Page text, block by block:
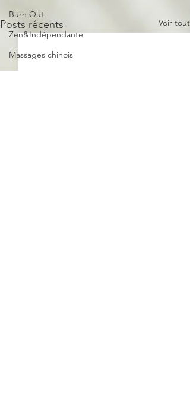
Burn Out
Zen&Indépendante
Massages chinois
Posts récents Voir tout